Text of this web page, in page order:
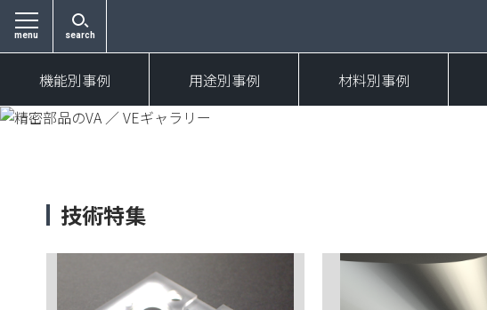
menu search
機能別事例 用途別事例 材料別事例
技術特集